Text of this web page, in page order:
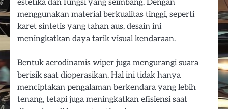
menggunakan material berkualitas tinggi, seperti
karet sintetis yang tahan aus, desain ini
meningkatkan daya tarik visual kendaraan.
Bentuk aerodinamis wiper juga mengurangi suara
berisik saat dioperasikan. Hal ini tidak hanya
menciptakan pengalaman berkendara yang lebih
tenang, tetapi juga meningkatkan efisiensi saat